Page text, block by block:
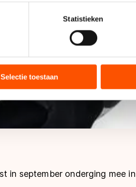
op specifieke eigenschappen
verwerkt en stel uw voorkeuren in het
Cookieverklaring.
site met onze partners voor
die u aan hen heeft verstrekt of
aan landen buiten de EU,
Door op ‘Toestaan’ te klikken,
Statistieken
Selectie toestaan
in september onderging mee